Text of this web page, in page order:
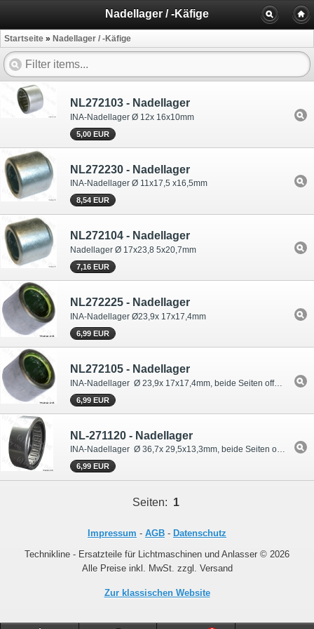
Nadellager / -Käfige
Startseite » Nadellager / -Käfige
NL272103 - Nadellager
INA-Nadellager Ø 12x 16x10mm
5,00 EUR
NL272230 - Nadellager
INA-Nadellager Ø 11x17,5 x16,5mm
8,54 EUR
NL272104 - Nadellager
Nadellager Ø 17x23,8 5x20,7mm
7,16 EUR
NL272225 - Nadellager
INA-Nadellager Ø23,9x 17x17,4mm
6,99 EUR
NL272105 - Nadellager
INA-Nadellager Ø 23,9x 17x17,4mm, beide Seiten offen .
6,99 EUR
NL-271120 - Nadellager
INA-Nadellager Ø 36,7x 29,5x13,3mm, beide Seiten offen .
6,99 EUR
Seiten: 1
Impressum - AGB - Datenschutz
Technikline - Ersatzteile für Lichtmaschinen und Anlasser © 2026
Alle Preise inkl. MwSt. zzgl. Versand
Zur klassischen Website